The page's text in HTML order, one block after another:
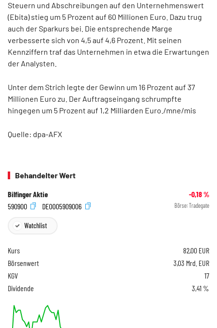
Steuern und Abschreibungen auf den Unternehmenswert
(Ebita) stieg um 5 Prozent auf 60 Millionen Euro. Dazu trug
auch der Sparkurs bei. Die entsprechende Marge
verbesserte sich von 4,5 auf 4,6 Prozent. Mit seinen
Kennziffern traf das Unternehmen in etwa die Erwartungen
der Analysten.
Unter dem Strich legte der Gewinn um 16 Prozent auf 37
Millionen Euro zu. Der Auftragseingang schrumpfte
hingegen um 5 Prozent auf 1,2 Milliarden Euro./mne/mis
Quelle: dpa-AFX
Behandelter Wert
Bilfinger Aktie -0,18%
590900
DE0005909006 Börse: Tradegate
Watchlist
Kurs 82,00 EUR
Börsenwert
3,03 Mrd. EUR
KGV
17
Dividende
3,41 %